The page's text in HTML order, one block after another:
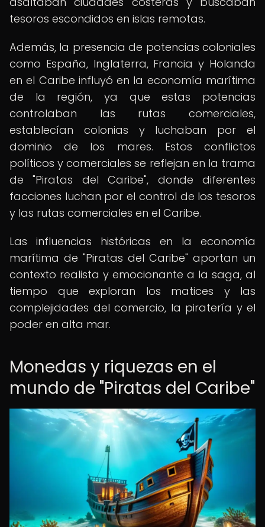
tesoros escondidos en islas remotas.
Además, la presencia de potencias coloniales
como España, Inglaterra, Francia y Holanda
en el Caribe influyó en la economía marítima
de la región, ya que estas potencias
controlaban las rutas comerciales,
establecían colonias y luchaban por el
dominio de los mares. Estos conflictos
políticos y comerciales se reflejan en la trama
de "Piratas del Caribe", donde diferentes
facciones luchan por el control de los tesoros
y las rutas comerciales en el Caribe.
Las influencias históricas en la economía
marítima de "Piratas del Caribe" aportan un
contexto realista y emocionante a la saga, al
tiempo que exploran los matices y las
complejidades del comercio, la piratería y el
poder en alta mar.
Monedas y riquezas en el
mundo de "Piratas del Caribe"